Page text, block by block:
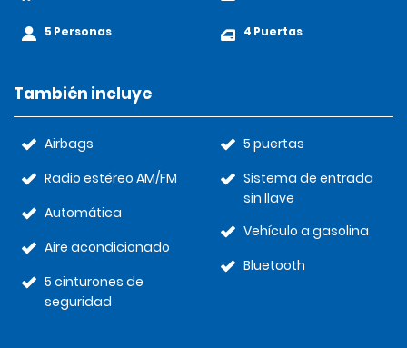
5 Personas 4 Puertas
También incluye
Airbags
Radio estéreo AM/FM
Automática
Aire acondicionado
5 cinturones de
seguridad
5 puertas
Sistema de entrada
sin llave
Vehículo a gasolina
Bluetooth